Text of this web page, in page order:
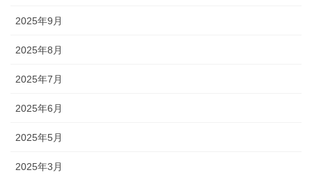
2025年9月
2025年8月
2025年7月
2025年6月
2025年5月
2025年3月